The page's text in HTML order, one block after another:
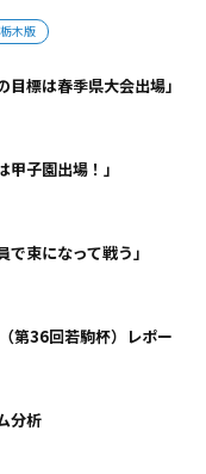
木版
標は春季県大会出場」
子園出場！」
束になって戦う」
第36回若駒杯）レポー
分析